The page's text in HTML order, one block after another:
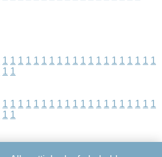
1 1 1 1 1 1 1 1 1 1 1 1 1 1 1 1 1 1 1 1
1 1
1 1 1 1 1 1 1 1 1 1 1 1 1 1 1 1 1 1 1 1
1 1